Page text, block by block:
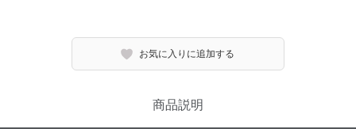
お気に入りに追加する
商品説明